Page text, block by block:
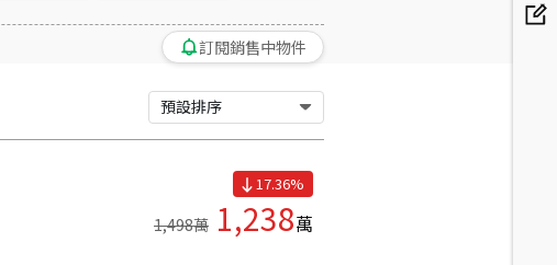
訂閱銷售中物件
預設排序
17.36%
1,498萬 1,238萬